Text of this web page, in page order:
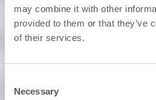
may combine it with other
provided to them or that they’ve
of their services.
Selection
Necessary
Der Ofen